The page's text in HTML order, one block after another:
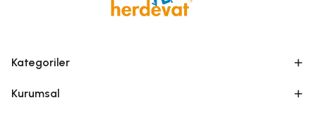
Kategoriler
Kurumsal